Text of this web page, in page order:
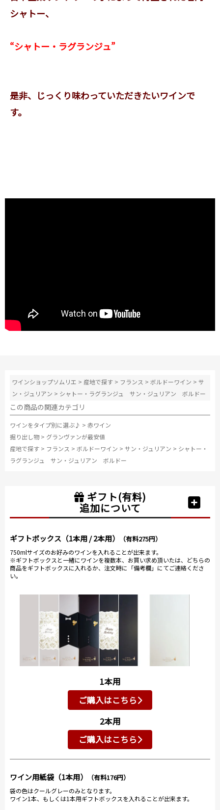
シャトー、
“シャトー・ラグランジュ”
是非、じっくり味わっていただきたいワインで
す。
ワインショップソムリエ > 産地で探す > フランス >ボルドーワイン >サ
ン・ジュリアン > シャトー・ラグランジュ サン・ジュリアン ボルドー
この商品の関連カテゴリ
ワインをタイプ別に選ぶ♪ > 赤ワイン
掘り出し物 > グランヴァンが最安値
産地で探す > フランス > ボルドーワイン > サン・ジュリアン > シャトー・
ラグランジュ サン・ジュリアン ボルドー
ギフト(有料)
追加について
ギフトボックス（1本用 / 2本用） （有料275円）
750mlサイズのお好みのワインを入れることが出来ます。
※ギフトボックスと一緒にワインを複数本、お買い求め頂いたは、どちらの
商品をギフトボックスに入れるか、注文時に「備考欄」にてご連絡くださ
い。
1本用
ご購入はこちら
2本用
ご購入はこちら
ワイン用紙袋（1本用） （有料176円）
袋の色はクールグレーのみとなります。
ワイン1本、もしくは1本用ギフトボックスを入れることが出来ます。